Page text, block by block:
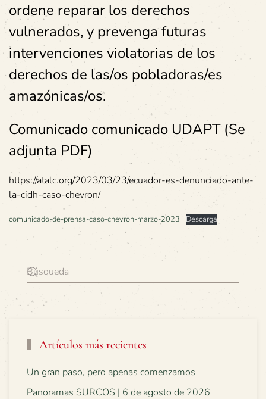
ordene reparar los derechos
vulnerados, y prevenga futuras
intervenciones violatorias de los
derechos de las/os pobladoras/es
amazónicas/os.
Comunicado comunicado UDAPT (Se
adjunta PDF)
https://atalc.org/2023/03/23/ecuador-es-denunciado-ante-
la-cidh-caso-chevron/
comunicado-de-prensa-caso-chevron-marzo-2023 Descarga
Artículos más recientes
Un gran paso, pero apenas comenzamos
Panoramas SURCOS | 6 de agosto de 2026